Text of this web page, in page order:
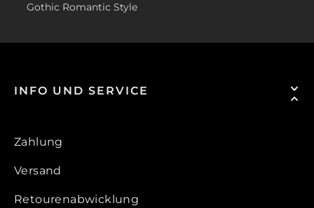
Gothic Romantic Style
INFO UND SERVICE
Zahlung
Versand
Retourenabwicklung